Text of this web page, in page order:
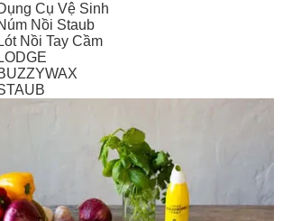
Cụ Vệ Sinh
Nồi Staub
Lót Nồi Tay Cầm
LODGE